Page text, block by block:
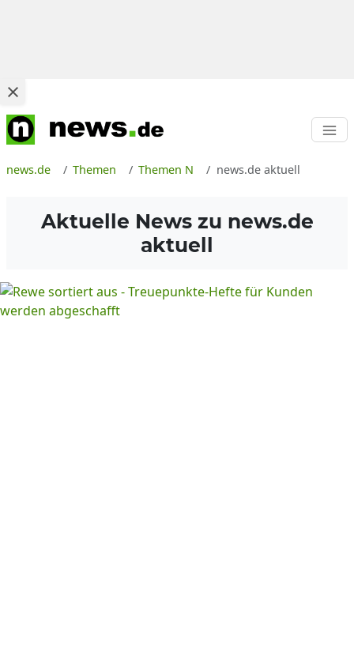
news.de Themen Themen N news.de aktuell
Aktuelle News zu news.de
aktuell